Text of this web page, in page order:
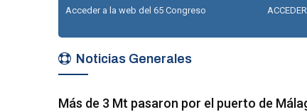
Acceder a la web del 65 Congreso
Noticias Generales
Más de 3 Mt pasaron por el puerto de